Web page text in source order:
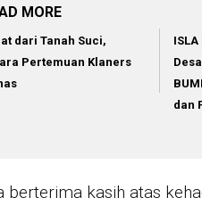
MORE
dari Tanah Suci,
Pertemuan Klaners
ISLA
dan
berterima kasih atas